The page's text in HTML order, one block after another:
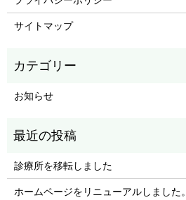
サイトマップ
お知らせ
診療所を移転しました
ホームページをリニューアルしました。